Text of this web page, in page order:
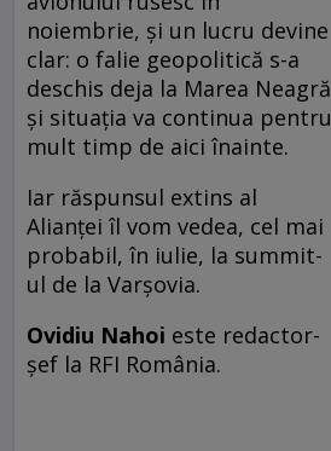
noiembrie, și un lucru devine
clar: o falie geopolitică s-a
deschis deja la Marea Neagră
și situația va continua pentru
mult timp de aici înainte.
Iar răspunsul extins al
Alianței îl vom vedea, cel mai
probabil, în iulie, la summit-
ul de la Varșovia.
Ovidiu Nahoi este redactor-
șef la RFI România.